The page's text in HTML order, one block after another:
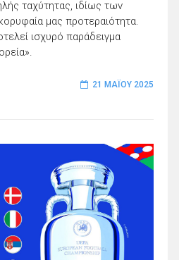
ταχύτητας, ιδίως των
μας προτεραιότητα.
ισχυρό παράδειγμα
21 ΜΑΪ́ΟΥ 2025